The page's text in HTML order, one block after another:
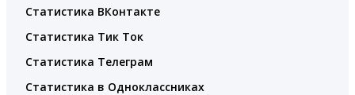
Статистика ВКонтакте
Статистика Тик Ток
Статистика Телеграм
Статистика в Одноклассниках